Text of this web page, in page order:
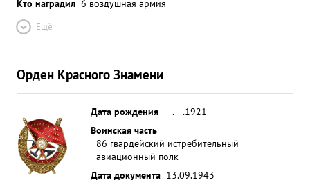
достон высокой Правительственной полн
награды -ордена"Ленина" измен ...»
Кто наградил 6 воздушная армия
Ещё
Орден Красного Знамени
Дата рождения
__.__.1921
Воинская часть
86 гвардейский истребительный
авиационный полк
Дата документа 13.09.1943